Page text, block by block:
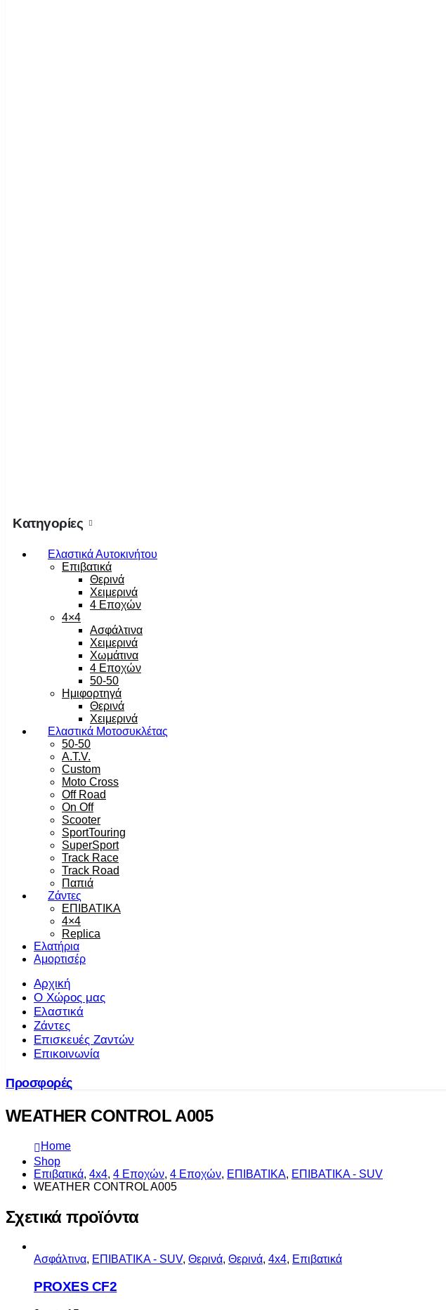
Κατηγορίες
Ελαστικά Αυτοκινήτου
Επιβατικά
Θερινά
Χειμερινά
4 Εποχών
4×4
Ασφάλτινα
Χειμερινά
Χωμάτινα
4 Εποχών
50-50
Ημιφορτηγά
Θερινά
Χειμερινά
Ελαστικά Μοτοσυκλέτας
50-50
A.T.V.
Custom
Moto Cross
Off Road
On Off
Scooter
SportTouring
SuperSport
Track Race
Track Road
Παπιά
Ζάντες
ΕΠΙΒΑΤΙΚΑ
4×4
Replica
Ελατήρια
Αμορτισέρ
Αρχική
Ο Χώρος μας
Ελαστικά
Ζάντες
Επισκευές Ζαντών
Επικοινωνία
Προσφορές
WEATHER CONTROL A005
Home
Shop
Επιβατικά, 4x4, 4 Εποχών, 4 Εποχών, ΕΠΙΒΑΤΙΚΑ, ΕΠΙΒΑΤΙΚΑ - SUV
WEATHER CONTROL A005
Σχετικά προϊόντα
Ασφάλτινα, ΕΠΙΒΑΤΙΚΑ - SUV, Θερινά, Θερινά, 4x4, Επιβατικά
PROXES CF2